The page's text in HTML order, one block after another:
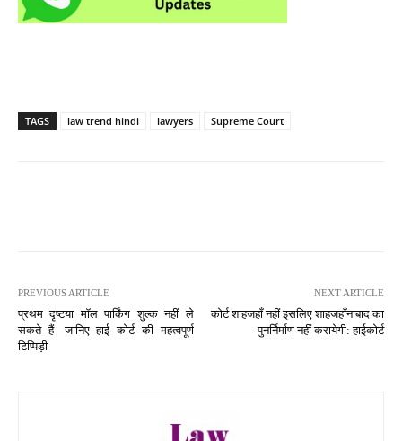
TAGS law trend hindi lawyers Supreme Court
PREVIOUS ARTICLE
प्रथम दृष्टया मॉल पार्किंग शुल्क नहीं ले
सकते हैं- जानिए हाई कोर्ट की महत्वपूर्ण
टिप्पिड़ी
NEXT ARTICLE
कोर्ट शाहजहाँ नहीं इसलिए शाहजहाँनाबाद का
पुनर्निर्माण नहीं करायेगी: हाईकोर्ट